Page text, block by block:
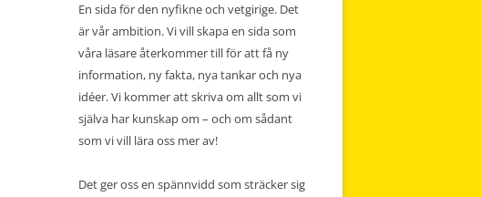
En sida för den nyfikne och vetgirige. Det
är vår ambition. Vi vill skapa en sida som
våra läsare återkommer till för att få ny
information, ny fakta, nya tankar och nya
idéer. Vi kommer att skriva om allt som vi
själva har kunskap om – och om sådant
som vi vill lära oss mer av!
Det ger oss en spännvidd som sträcker sig